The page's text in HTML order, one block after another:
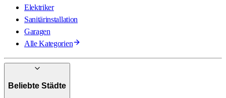
Elektriker
Sanitärinstallation
Garagen
Alle Kategorien
Beliebte Städte